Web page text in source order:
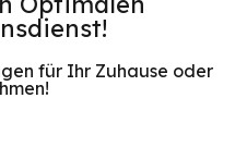
für Ihr Zuhause oder